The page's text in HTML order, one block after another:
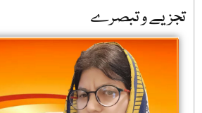
تجزیے و تبصرے